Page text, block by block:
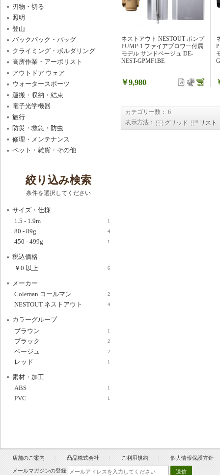
ネストアウト NESTOUT ポンプ
PUMP-1 ファイアブロワー付属
モデル サンドベージュ DE-
NEST-GPMF1BE
￥9,980
カテゴリー数： 6
表示方法：
グリッド リスト
刃物・切る
照明
登山
バックパック・バッグ
クライミング・ボルダリング
高所作業・アーボリスト
アウトドア ウェア
ウォータースポーツ
運搬・収納・結束
電子光学機器
旅行
防災・救急・防虫
修理・メンテナンス
ペット・雑貨・その他
絞り込み検索
条件を選択してください
サイズ・仕様
1.5 - 1.9m
1
80 - 89g 4
450 - 499g 1
税込価格
￥0 以上 6
メーカー
Coleman コールマン
2
NESTOUT ネストアウト 4
カラーグループ
ブラウン
1
ブラック 2
ベージュ 2
レッド 1
素材・加工
ABS
1
PVC 1
店舗のご案内 凸品株式会社 ご利用規約 個人情報保護方針
メールマガジンの登録 送信